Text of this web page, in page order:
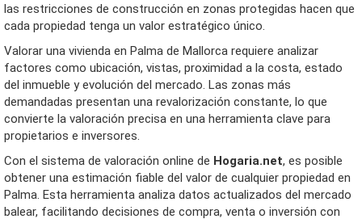
las restricciones de construcción en zonas protegidas hacen que
cada propiedad tenga un valor estratégico único.
Valorar una vivienda en Palma de Mallorca requiere analizar
factores como ubicación, vistas, proximidad a la costa, estado
del inmueble y evolución del mercado. Las zonas más
demandadas presentan una revalorización constante, lo que
convierte la valoración precisa en una herramienta clave para
propietarios e inversores.
Con el sistema de valoración online de Hogaria.net, es posible
obtener una estimación fiable del valor de cualquier propiedad en
Palma. Esta herramienta analiza datos actualizados del mercado
balear, facilitando decisiones de compra, venta o inversión con